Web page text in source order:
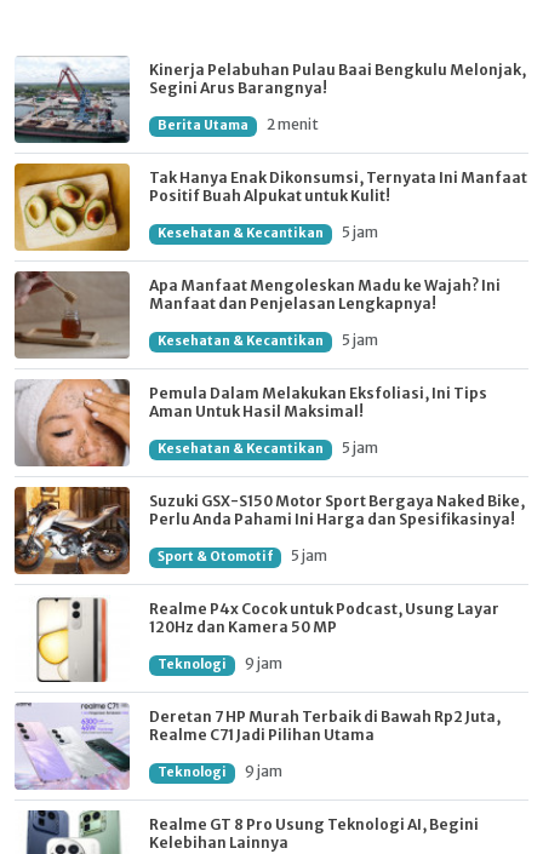
Kinerja Pelabuhan Pulau Baai Bengkulu Melonjak,
Segini Arus Barangnya!
Berita Utama 2 menit
Tak Hanya Enak Dikonsumsi, Ternyata Ini Manfaat
Positif Buah Alpukat untuk Kulit!
Kesehatan & Kecantikan 5 jam
Apa Manfaat Mengoleskan Madu ke Wajah? Ini
Manfaat dan Penjelasan Lengkapnya!
Kesehatan & Kecantikan 5 jam
Pemula Dalam Melakukan Eksfoliasi, Ini Tips
Aman Untuk Hasil Maksimal!
Kesehatan & Kecantikan 5 jam
Suzuki GSX-S150 Motor Sport Bergaya Naked Bike,
Perlu Anda Pahami Ini Harga dan Spesifikasinya!
Sport & Otomotif 5 jam
Realme P4x Cocok untuk Podcast, Usung Layar
120Hz dan Kamera 50 MP
Teknologi 9 jam
Deretan 7 HP Murah Terbaik di Bawah Rp2 Juta,
Realme C71 Jadi Pilihan Utama
Teknologi 9 jam
Realme GT 8 Pro Usung Teknologi AI, Begini
Kelebihan Lainnya